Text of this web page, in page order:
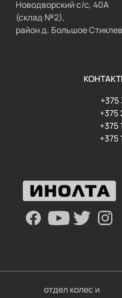
Новодворский с/с, 40А
(склад №2),
район д. Большое
+375
+375
+375
+375
отдел колес и